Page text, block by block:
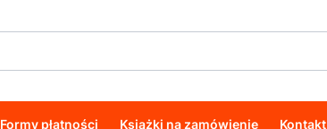
Formy płatności Książki na zamówienie Kontakt